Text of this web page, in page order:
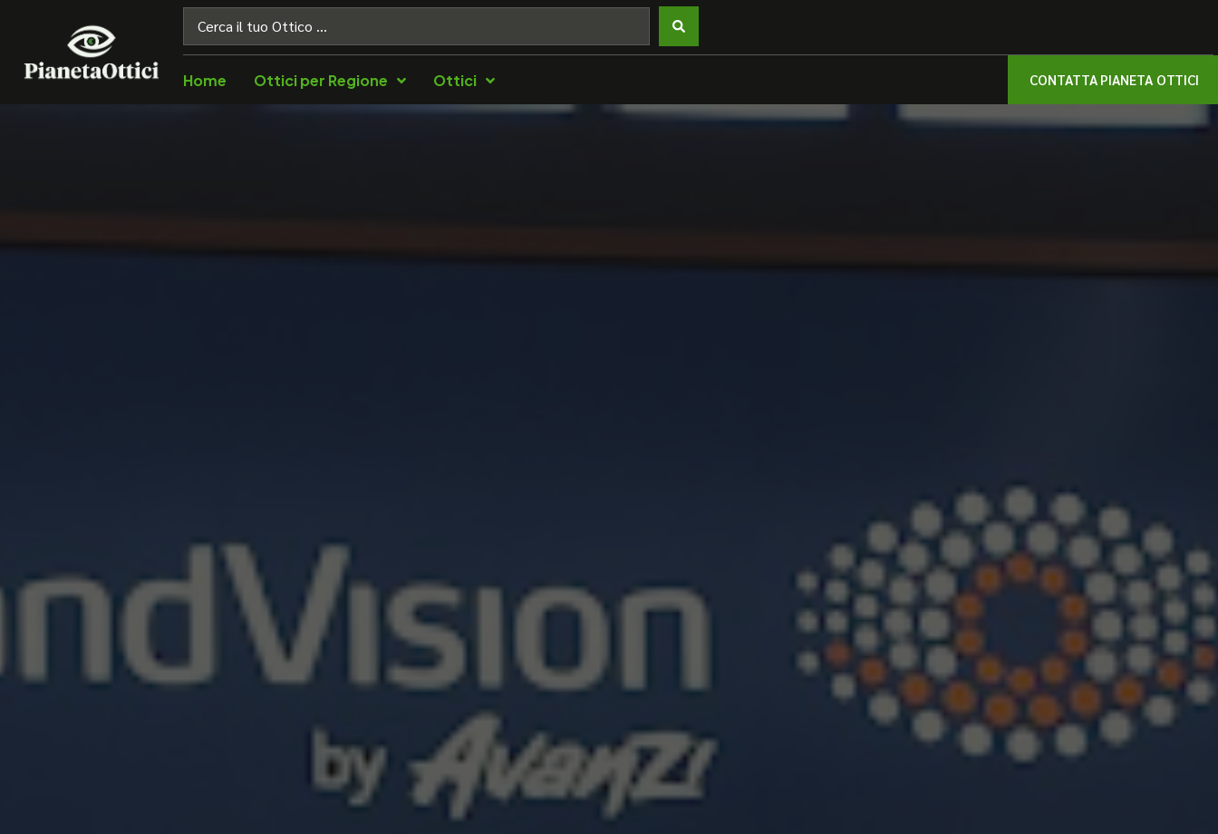
Home Ottici per Regione Ottici CONTATTA PIANETA OTTICI